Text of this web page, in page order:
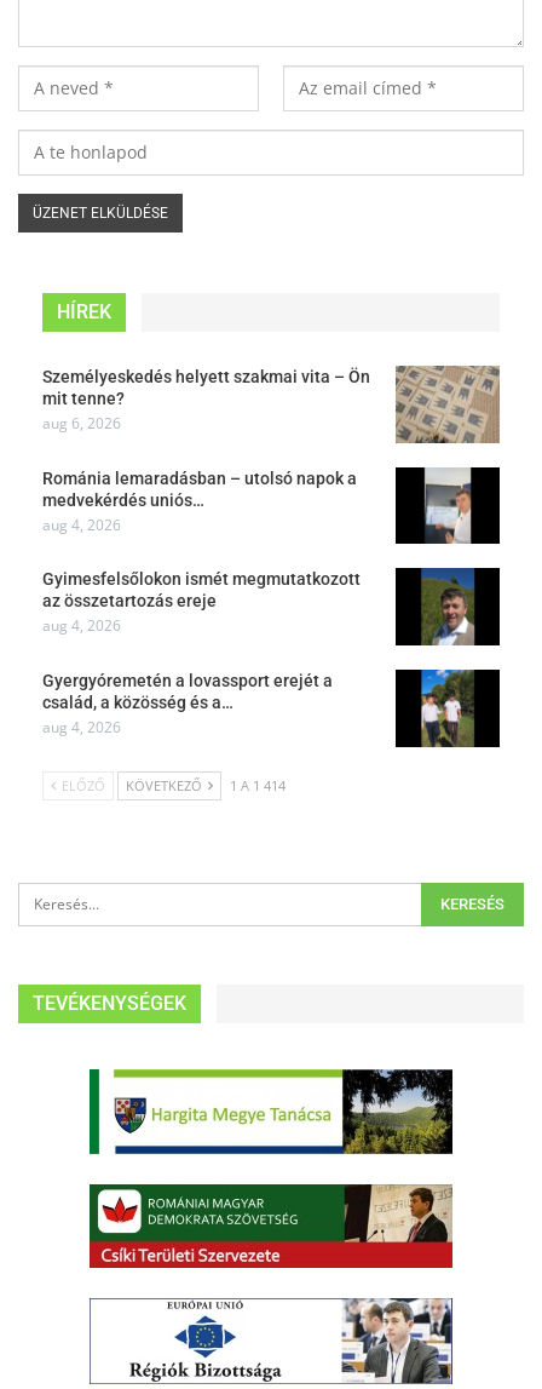
HÍREK
Személyeskedés helyett szakmai vita – Ön
mit tenne?
aug 6, 2026
Románia lemaradásban – utolsó napok a
medvekérdés uniós…
aug 4, 2026
Gyimesfelsőlokon ismét megmutatkozott
az összetartozás ereje
aug 4, 2026
Gyergyóremetén a lovassport erejét a
család, a közösség és a…
aug 4, 2026
ELŐZŐ KÖVETKEZŐ 1 A 1 414
TEVÉKENYSÉGEK